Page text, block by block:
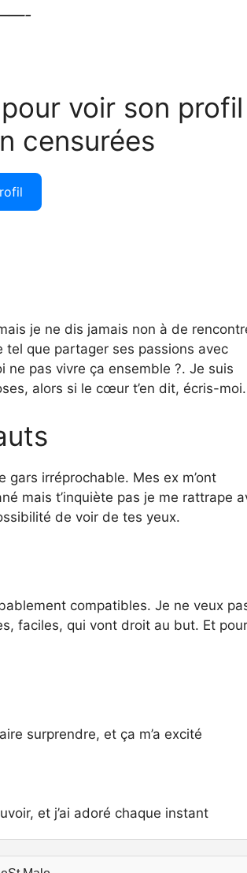
voir son
censurées
je ne dis jamais non à de
tel que partager ses passions avec
ne pas vivre ça ensemble ?. Je suis
alors si le cœur t’en dit, écris-moi.
gars irréprochable. Mes ex m’ont
mais t’inquiète pas je me rattrape
de voir de tes yeux.
compatibles. Je ne veux
faciles, qui vont droit au but. Et
surprendre, et ça m’a excité
et j’ai adoré chaque instant